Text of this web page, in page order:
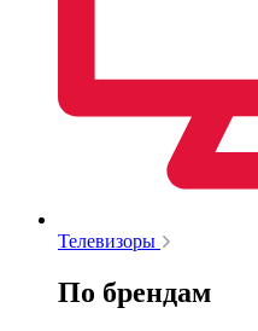
Телевизоры
По брендам